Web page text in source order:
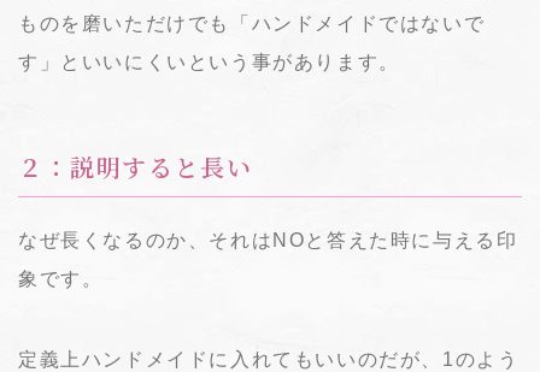
ものを磨いただけでも「ハンドメイドではないで
す」といいにくいという事があります。
２：説明すると長い
なぜ長くなるのか、それはNOと答えた時に与える印
象です。
定義上ハンドメイドに入れてもいいのだが、1のよう